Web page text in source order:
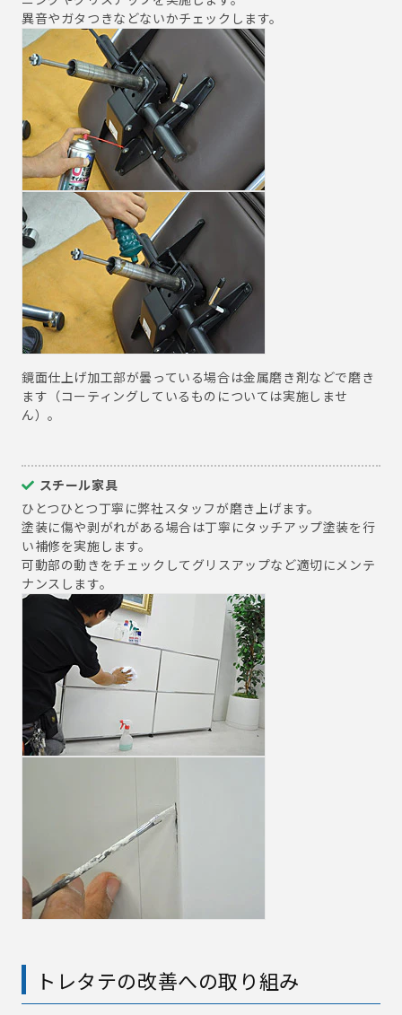
異音やガタつきなどないかチェックします。
鏡面仕上げ加工部が曇っている場合は金属磨き剤などで磨き
ます（コーティングしているものについては実施しませ
ん）。
スチール家具
ひとつひとつ丁寧に弊社スタッフが磨き上げます。
塗装に傷や剥がれがある場合は丁寧にタッチアップ塗装を行
い補修を実施します。
可動部の動きをチェックしてグリスアップなど適切にメンテ
ナンスします。
トレタテの改善への取り組み